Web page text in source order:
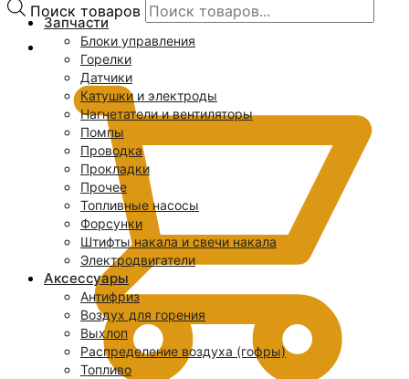
Поиск товаров
Запчасти
Блоки управления
Горелки
Датчики
Катушки и электроды
Нагнетатели и вентиляторы
Помпы
Проводка
Прокладки
Прочее
Топливные насосы
Форсунки
Штифты накала и свечи накала
Электродвигатели
Аксессуары
Антифриз
Воздух для горения
Выхлоп
Распределение воздуха (гофры)
Топливо